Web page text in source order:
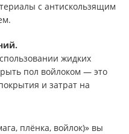
с антискользящим
жидких
пол войлоком — это
и затрат на
плёнка, войлок)» вы